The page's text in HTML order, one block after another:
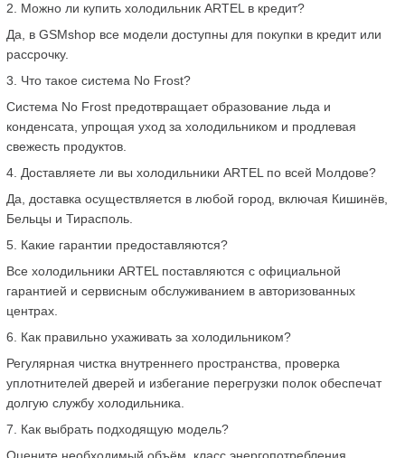
2. Можно ли купить холодильник ARTEL в кредит?
Да, в GSMshop все модели доступны для покупки в кредит или
рассрочку.
3. Что такое система No Frost?
Система No Frost предотвращает образование льда и
конденсата, упрощая уход за холодильником и продлевая
свежесть продуктов.
4. Доставляете ли вы холодильники ARTEL по всей Молдове?
Да, доставка осуществляется в любой город, включая Кишинёв,
Бельцы и Тирасполь.
5. Какие гарантии предоставляются?
Все холодильники ARTEL поставляются с официальной
гарантией и сервисным обслуживанием в авторизованных
центрах.
6. Как правильно ухаживать за холодильником?
Регулярная чистка внутреннего пространства, проверка
уплотнителей дверей и избегание перегрузки полок обеспечат
долгую службу холодильника.
7. Как выбрать подходящую модель?